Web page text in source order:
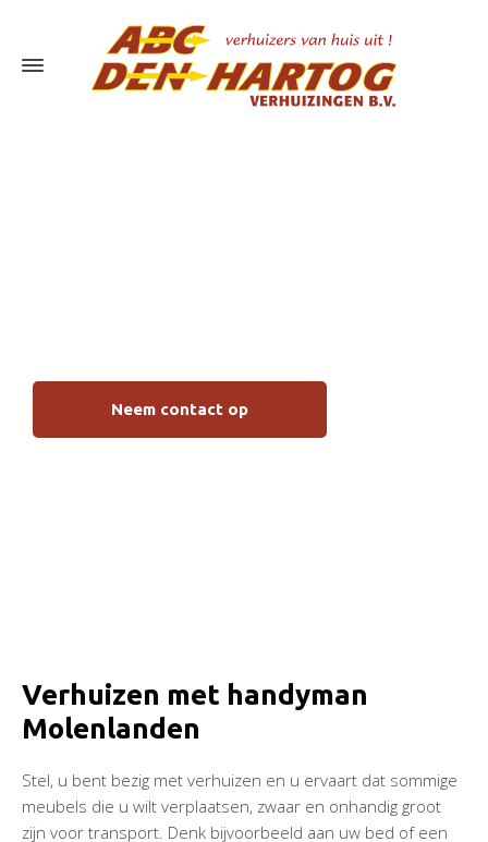
Neem contact op
Verhuizen met handyman
Molenlanden
Stel, u bent bezig met verhuizen en u ervaart dat sommige
meubels die u wilt verplaatsen, zwaar en onhandig groot
zijn voor transport. Denk bijvoorbeeld aan uw bed of een